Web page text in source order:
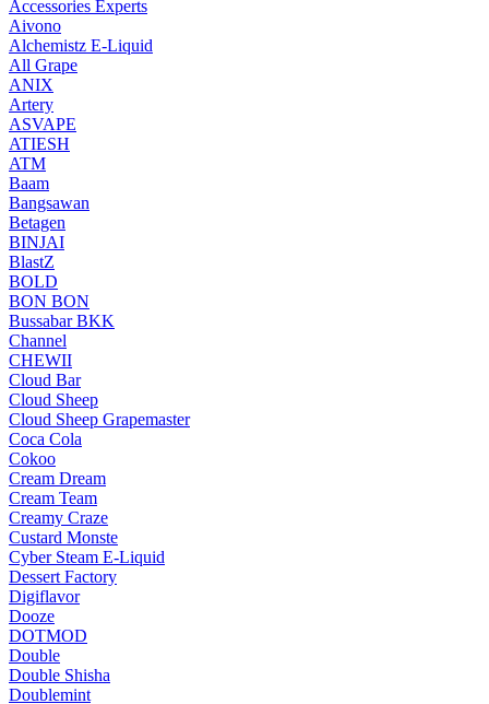
Accessories Experts
Aivono
Alchemistz E-Liquid
All Grape
ANIX
Artery
ASVAPE
ATIESH
ATM
Baam
Bangsawan
Betagen
BINJAI
BlastZ
BOLD
BON BON
Bussabar BKK
Channel
CHEWII
Cloud Bar
Cloud Sheep
Cloud Sheep Grapemaster
Coca Cola
Cokoo
Cream Dream
Cream Team
Creamy Craze
Custard Monste
Cyber Steam E-Liquid
Dessert Factory
Digiflavor
Dooze
DOTMOD
Double
Double Shisha
Doublemint